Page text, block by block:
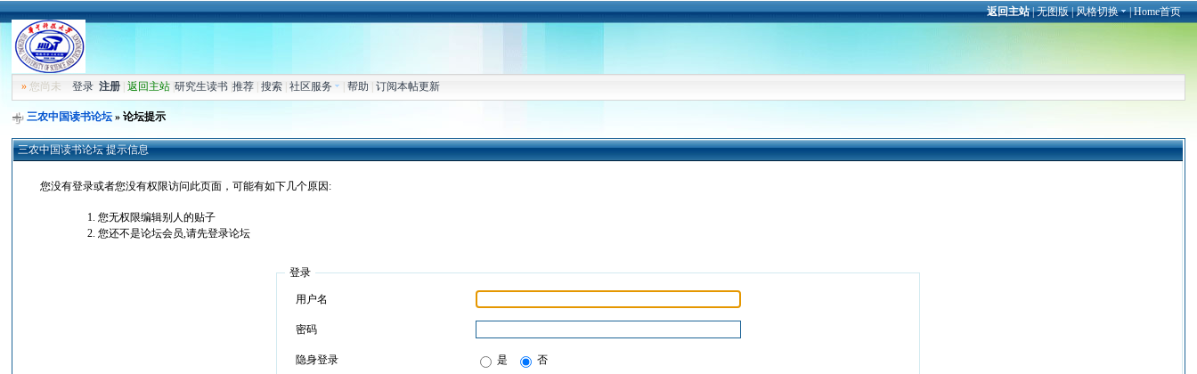
返回主站|无图版|风格切换 |Home首页
» 您尚未登录 注册 |返回主站 |研究生读书 |推荐 |搜索 |社区服务 |帮助 |订阅本帖更新
三农中国读书论坛» 论坛提示
三农中国读书论坛 提示信息
您没有登录或者您没有权限访问此页面，可能有如下几个原因:
您无权限编辑别人的贴子
您还不是论坛会员,请先登录论坛
登录
用户名
密码
隐身登录 是 否